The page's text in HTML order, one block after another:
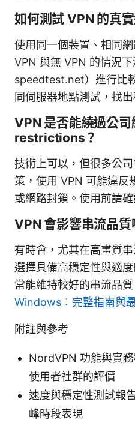
如何測試 VPN 的真
使用同一個裝置、相同
VPN 與無 VPN 的情況
speedtest.net）進行比
同伺服器地點測試，找
VPN 是否能繞過公司
restrictions？
技術上可以，但很多公
策，使用 VPN 可能違反
或網路封鎖。使用前請確
VPN 會影響串流品質
有時會，尤其在高畫質
選擇具備高穩定性與適
常能維持較好的串流品質
Windows：完整指南與
附註與參考
NordVPN 功能與實
使用者社群的評價
速度與穩定性測試報
峰時段表現